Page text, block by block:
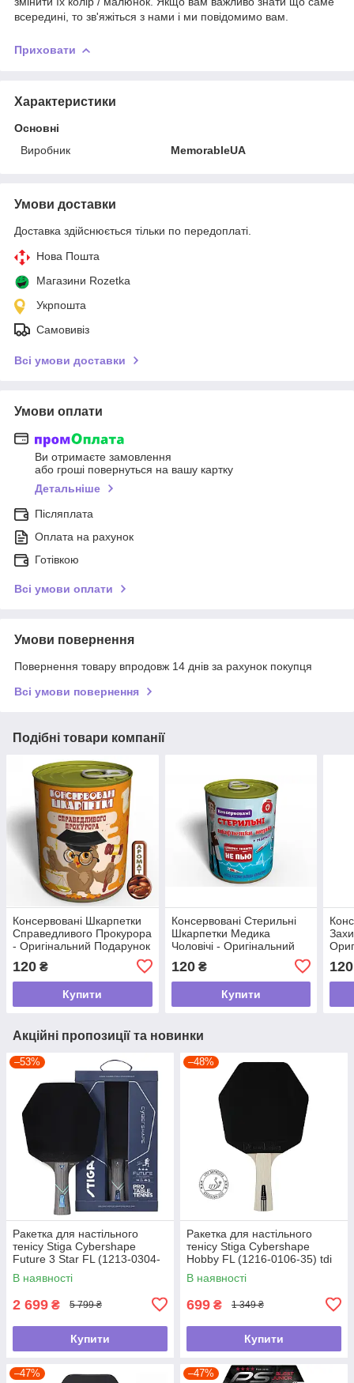
всередині, то зв'яжіться з нами і ми повідомимо вам.
Приховати
Характеристики
Основні
Виробник
MemorableUA
Умови доставки
Доставка здійснюється тільки по передоплаті.
Нова Пошта
Магазини Rozetka
Укрпошта
Самовивіз
Всі умови доставки
Умови оплати
Ви отримаєте замовлення
або гроші повернуться на вашу картку
Детальніше
Післяплата
Оплата на рахунок
Готівкою
Всі умови оплати
Умови повернення
Повернення товару впродовж 14 днів за рахунок покупця
Всі умови повернення
Подібні товари компанії
Консервовані Шкарпетки
Справедливого Прокурора
- Оригінальний Подарунок
Прокуратури tdi
120 ₴
Купити
Консервовані Стерильні
Шкарпетки Медика
Чоловічі - Оригінальний
Медика tdi
120₴
Купити
120
Акційні пропозиції та новинки
–53%
Ракетка для настільного
тенісу Stiga Cybershape
Future 3 Star FL (1213-0304-
35) tdi
В наявності
2 699 ₴ 5 799 ₴
Купити
–48%
Ракетка для настільного
тенісу Stiga Cybershape
Hobby FL (1216-0106-35) tdi
В наявності
699 ₴ 1 349 ₴
Купити
–47% –47%